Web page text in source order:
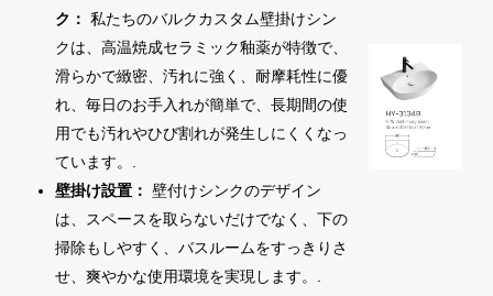
ク： 私たちのバルクカスタム壁掛けシン
クは、高温焼成セラミック釉薬が特徴で、
滑らかで緻密、汚れに強く、耐摩耗性に優
れ、毎日のお手入れが簡単で、長期間の使
用でも汚れやひび割れが発生しにくくなっ
ています。.
壁掛け設置： 壁付けシンクのデザイン
は、スペースを取らないだけでなく、下の
掃除もしやすく、バスルームをすっきりさ
せ、爽やかな使用環境を実現します。.